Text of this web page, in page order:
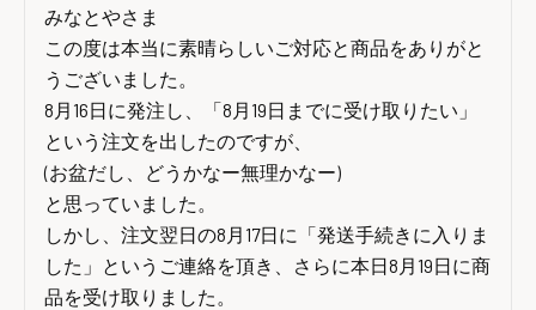
みなとやさま
この度は本当に素晴らしいご対応と商品をありがと
うございました。
8月16日に発注し、「8月19日までに受け取りたい」
という注文を出したのですが、
(お盆だし、どうかなー無理かなー)
と思っていました。
しかし、注文翌日の8月17日に「発送手続きに入りま
した」というご連絡を頂き、さらに本日8月19日に商
品を受け取りました。